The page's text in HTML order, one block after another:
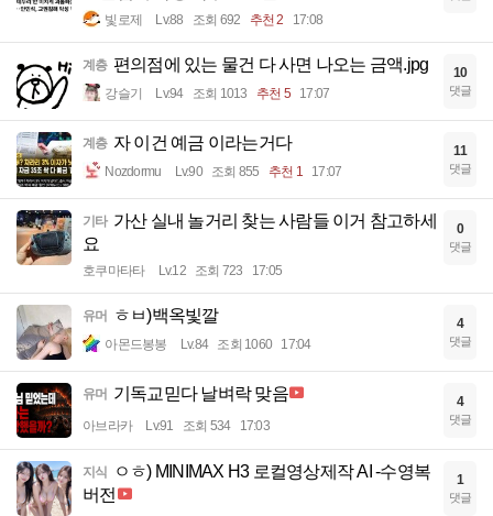
빛로제 Lv.88 조회 692 추천 2 17:08
계층 편의점에 있는 물건 다 사면 나오는 금액.jpg
강슬기 Lv.94 조회 1013 추천 5 17:07
10
댓글
계층 자 이건 예금 이라는거다
Nozdormu Lv.90 조회 855 추천 1 17:07
11
댓글
기타 가산 실내 놀거리 찾는 사람들 이거 참고하세
요
호쿠마타타 Lv.12 조회 723 17:05
0
댓글
유머 ㅎㅂ)백옥빛깔
아몬드봉봉 Lv.84 조회 1060 17:04
4
댓글
유머 기독교믿다 날벼락 맞음
아브라카 Lv.91 조회 534 17:03
4
댓글
지식
ㅇㅎ) MINIMAX H3 로컬영상제작 AI -수영복
버전
1
댓글